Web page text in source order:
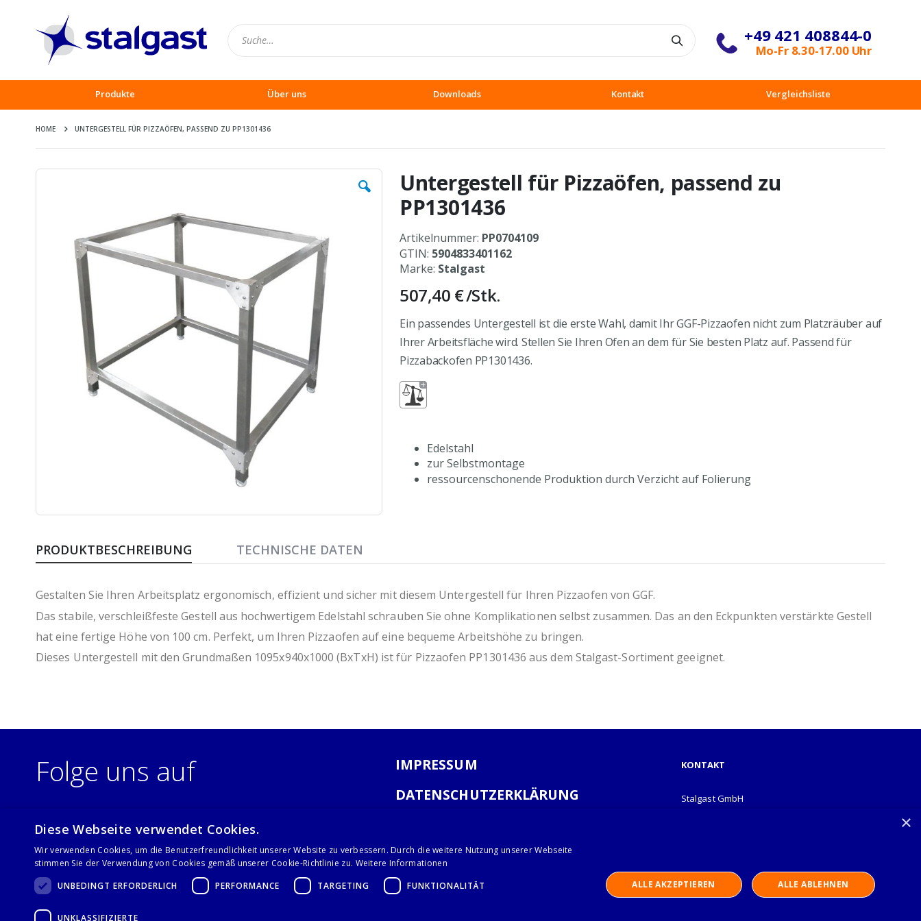
+49 421 408844-0
Mo-Fr 8.30-17.00 Uhr
Produkte Über uns Downloads Kontakt Vergleichsliste
HOME UNTERGESTELL FÜR PIZZAÖFEN, PASSEND ZU PP1301436
Zum
der
Bildergalerie
Untergestell für Pizzaöfen, passend zu
PP1301436
Artikelnummer: PP0704109
GTIN: 5904833401162
Marke: Stalgast
507,40 €/Stk.
Ein passendes Untergestell ist die erste Wahl, damit Ihr GGF-Pizzaofen nicht zum Platzräuber auf
Ihrer Arbeitsfläche wird. Stellen Sie Ihren Ofen an dem für Sie besten Platz auf. Passend für
Pizzabackofen PP1301436.
Edelstahl
zur Selbstmontage
ressourcenschonende Produktion durch Verzicht auf Folierung
PRODUKTBESCHREIBUNG
Gestalten Sie Ihren Arbeitsplatz ergonomisch, effizient und sicher mit diesem Untergestell für Ihren Pizzaofen von GGF.
Das stabile, verschleißfeste Gestell aus hochwertigem Edelstahl schrauben Sie ohne Komplikationen selbst zusammen. Das an den Eckpunkten verstärkte Gestell
hat eine fertige Höhe von 100 cm. Perfekt, um Ihren Pizzaofen auf eine bequeme Arbeitshöhe zu bringen.
Dieses Untergestell mit den Grundmaßen 1095x940x1000 (BxTxH) ist für Pizzaofen PP1301436 aus dem Stalgast-Sortiment geeignet.
TECHNISCHE DATEN
Folge uns auf
IMPRESSUM
DATENSCHUTZERKLÄRUNG
KONTAKT
Stalgast GmbH
×
Diese Webseite verwendet Cookies.
Wir verwenden Cookies, um die Benutzerfreundlichkeit unserer Website zu verbessern. Durch die weitere Nutzung unserer Webseite
stimmen Sie der Verwendung von Cookies gemäß unserer Cookie-Richtlinie zu. Weitere Informationen
UNBEDINGT ERFORDERLICH
PERFORMANCE TARGETING FUNKTIONALITÄT
UNKLASSIFIZIERTE
ALLE AKZEPTIEREN ALLE ABLEHNEN